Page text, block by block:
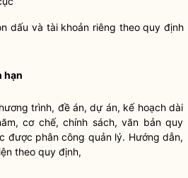
dấu và tài khoản riêng theo quy định
hạn
trình, đề án, dự án, kế hoạch dài
cơ chế, chính sách, văn bản quy
được phân công quản lý. Hướng dẫn,
theo quy định,